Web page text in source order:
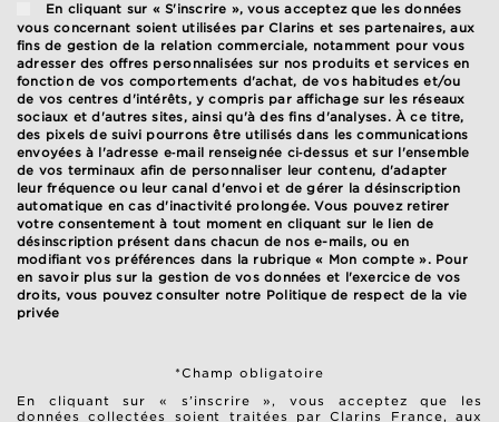
En cliquant sur « S'inscrire », vous acceptez que les données
vous concernant soient utilisées par Clarins et ses partenaires, aux
fins de gestion de la relation commerciale, notamment pour vous
adresser des offres personnalisées sur nos produits et services en
fonction de vos comportements d'achat, de vos habitudes et/ou
de vos centres d'intérêts, y compris par affichage sur les réseaux
sociaux et d'autres sites, ainsi qu'à des fins d'analyses. À ce titre,
des pixels de suivi pourrons être utilisés dans les communications
envoyées à l'adresse e‑mail renseignée ci‑dessus et sur l'ensemble
de vos terminaux afin de personnaliser leur contenu, d'adapter
leur fréquence ou leur canal d'envoi et de gérer la désinscription
automatique en cas d'inactivité prolongée. Vous pouvez retirer
votre consentement à tout moment en cliquant sur le lien de
désinscription présent dans chacun de nos e-mails, ou en
modifiant vos préférences dans la rubrique « Mon compte ». Pour
en savoir plus sur la gestion de vos données et l'exercice de vos
droits, vous pouvez consulter notre Politique de respect de la vie
privée
*Champ obligatoire
En cliquant sur « s’inscrire », vous acceptez que les
données collectées soient traitées par Clarins France, aux